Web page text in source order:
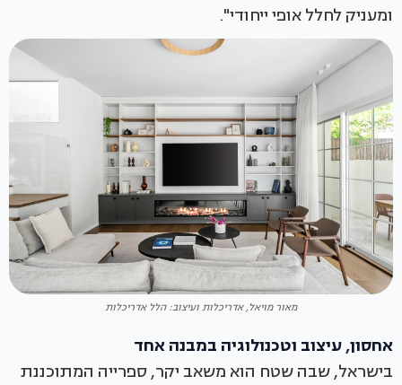
ומעניק לחלל אופי ייחודי".
מאור מויאל, אדריכלות ועיצוב: הלל אדריכלות
אחסון, עיצוב וטכנולוגיה במבנה אחד
בישראל, שבה שטח הוא משאב יקר, ספרייה המתוכננת